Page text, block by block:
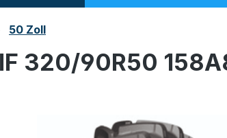
50 Zoll
320/90R50